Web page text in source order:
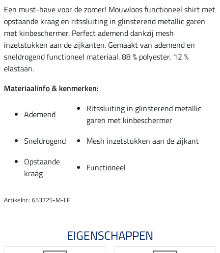
Een must-have voor de zomer! Mouwloos functioneel shirt met
opstaande kraag en ritssluiting in glinsterend metallic garen
met kinbeschermer. Perfect ademend dankzij mesh
inzetstukken aan de zijkanten. Gemaakt van ademend en
sneldrogend functioneel materiaal. 88 % polyester, 12 %
elastaan.
Materiaalinfo & kenmerken:
Ademend
Ritssluiting in glinsterend metallic
garen met kinbeschermer
Sneldrogend
Mesh inzetstukken aan de zijkant
Opstaande
kraag
Functioneel
Artikelnr.: 653725-M-LF
EIGENSCHAPPEN